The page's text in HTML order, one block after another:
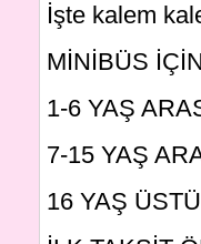
İşte kalem
MİNİBÜS
1-6 YAŞ
7-15 YAŞ
16 YAŞ